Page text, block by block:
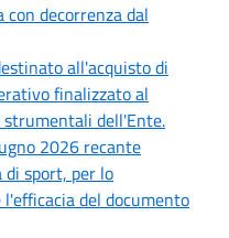
con decorrenza dal
all'acquisto di
finalizzato al
dell'Ente.
2026 recante
sport, per lo
del documento